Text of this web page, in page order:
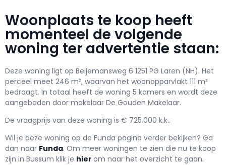
Woonplaats te koop heeft
momenteel de volgende
woning ter advertentie staan:
Deze woning ligt op Beijemansweg 6 1251 PG Laren (NH). Het
perceel meet 246 m², waarvan het woonopparvlakt 111 m²
bedraagt. In totaal heeft de woning 5 kamers en wordt deze
aangeboden door makelaar De Gouden Makelaar.
De vraagprijs van deze woning is € 725.000 k.k..
Wil je deze woning op de Funda pagina verder bekijken? Ga
dan naar Funda. Om meer woningen te zien die nu te koop
zijn in Bussum klik je hier om naar het overzicht te gaan.